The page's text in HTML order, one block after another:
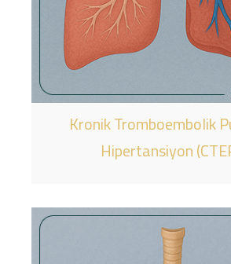
Kronik Tromboembolik
Hipertansiyon